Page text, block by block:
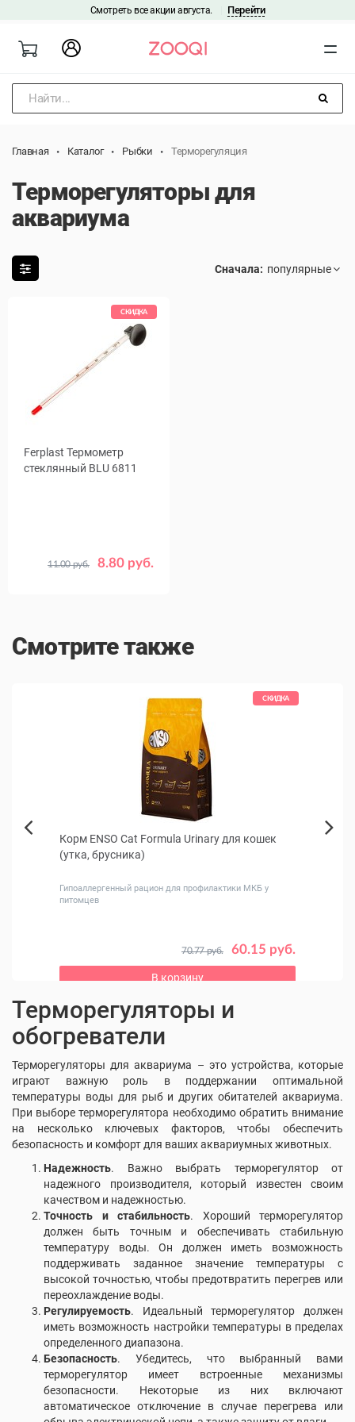
Смотреть все акции августа. Перейти
Найти...
Главная Каталог Рыбки Терморегуляция
Терморегуляторы для
аквариума
Сначала:
СКИДКА
Ferplast Термометр
стеклянный BLU 6811
8.80 руб.
11.00 руб.
Смотрите также
СКИДКА
Корм ENSO Cat Formula Urinary для кошек
(утка, брусника)
Гипоаллергенный рацион для профилактики МКБ у
питомцев
60.15 руб.
70.77 руб.
В корзину
Терморегуляторы и
обогреватели
Терморегуляторы для аквариума – это устройства, которые
играют важную роль в поддержании оптимальной
температуры воды для рыб и других обитателей аквариума.
При выборе терморегулятора необходимо обратить внимание
на несколько ключевых факторов, чтобы обеспечить
безопасность и комфорт для ваших аквариумных животных.
Надежность. Важно выбрать терморегулятор от
надежного производителя, который известен своим
качеством и надежностью.
Точность и стабильность. Хороший терморегулятор
должен быть точным и обеспечивать стабильную
температуру воды. Он должен иметь возможность
поддерживать заданное значение температуры с
высокой точностью, чтобы предотвратить перегрев или
переохлаждение воды.
Регулируемость. Идеальный терморегулятор должен
иметь возможность настройки температуры в пределах
определенного диапазона.
Безопасность. Убедитесь, что выбранный вами
терморегулятор имеет встроенные механизмы
безопасности. Некоторые из них включают
автоматическое отключение в случае перегрева или